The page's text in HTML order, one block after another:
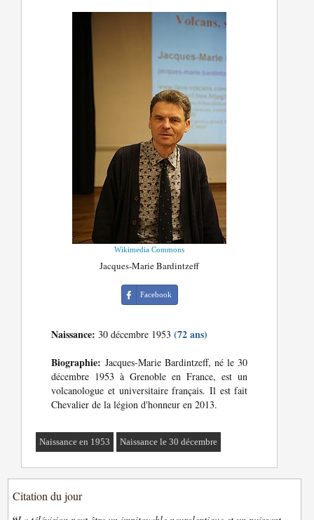
Wikimedia Commons
Jacques-Marie Bardintzeff
Facebook
Naissance: 30 décembre 1953(72 ans)
Biographie: Jacques-Marie Bardintzeff, né le 30
décembre 1953 à Grenoble en France, est un
volcanologue et universitaire français. Il est fait
Chevalier de la légion d'honneur en 2013.
Naissance en 1953 Naissance le 30 décembre
Citation du jour